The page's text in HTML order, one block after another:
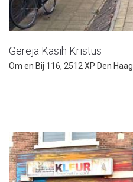
Gereja Kasih Kristus
Om en Bij 116, 2512 XP Den Haag